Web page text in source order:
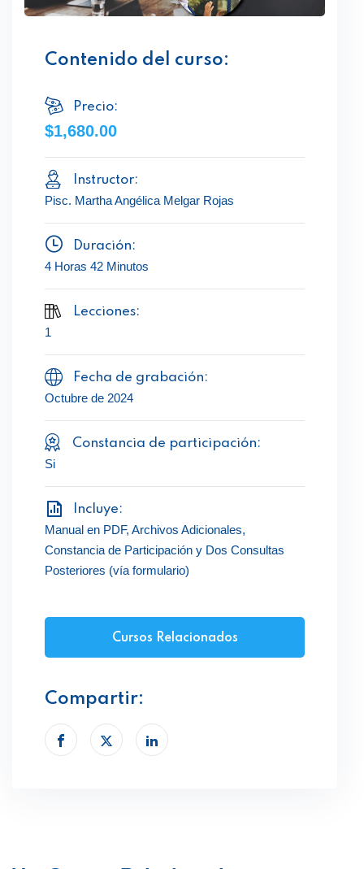
Contenido del curso:
Precio:
$1,680.00
Instructor:
Pisc. Martha Angélica Melgar Rojas
Duración:
4 Horas 42 Minutos
Lecciones:
1
Fecha de grabación:
Octubre de 2024
Constancia de participación:
Si
Incluye:
Manual en PDF, Archivos Adicionales,
Constancia de Participación y Dos Consultas
Posteriores (vía formulario)
Cursos Relacionados
Compartir: